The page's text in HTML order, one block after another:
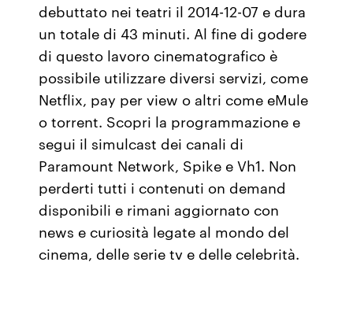
debuttato nei teatri il 2014-12-07 e dura
un totale di 43 minuti. Al fine di godere
di questo lavoro cinematografico è
possibile utilizzare diversi servizi, come
Netflix, pay per view o altri come eMule
o torrent. Scopri la programmazione e
segui il simulcast dei canali di
Paramount Network, Spike e Vh1. Non
perderti tutti i contenuti on demand
disponibili e rimani aggiornato con
news e curiosità legate al mondo del
cinema, delle serie tv e delle celebrità.